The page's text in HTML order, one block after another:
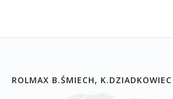
ROLMAX B.ŚMIECH,